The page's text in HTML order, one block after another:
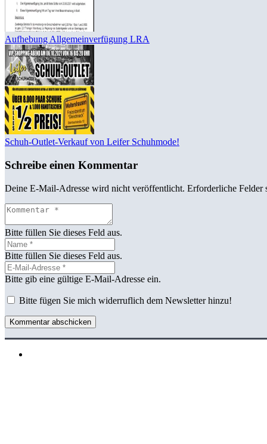
Aufhebung Allgemeinverfügung LRA
Schuh-Outlet-Verkauf von Leifer Schuhmode!
Schreibe einen Kommentar
Deine E-Mail-Adresse wird nicht veröffentlicht. Erforderliche Felder
Bitte füllen Sie dieses Feld aus.
Bitte füllen Sie dieses Feld aus.
Bitte gib eine gültige E-Mail-Adresse ein.
Bitte fügen Sie mich widerruflich dem Newsletter hinzu!
Kommentar abschicken